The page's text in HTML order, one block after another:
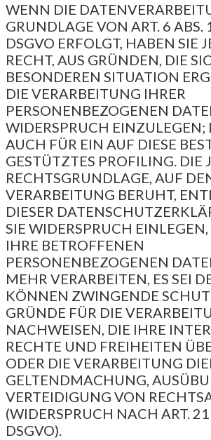
WENN DIE
GRUNDLAGE VON ART. 6 ABS.
DSGVO ERFOLGT, HABEN SIE
RECHT, AUS GRÜNDEN, DIE
BESONDEREN SITUATION
DIE VERARBEITUNG IHRER
PERSONENBEZOGENEN
WIDERSPRUCH EINZULEGEN;
AUCH FÜR EIN AUF DIESE
GESTÜTZTES PROFILING. DIE
RECHTSGRUNDLAGE, AUF
VERARBEITUNG BERUHT,
DIESER
SIE WIDERSPRUCH
IHRE BETROFFENEN
PERSONENBEZOGENEN
MEHR VERARBEITEN, ES SEI
KÖNNEN ZWINGENDE
GRÜNDE FÜR DIE
NACHWEISEN, DIE IHRE
RECHTE UND FREIHEITEN
ODER DIE VERARBEITUNG
GELTENDMACHUNG,
VERTEIDIGUNG VON
(WIDERSPRUCH NACH ART. 21
DSGVO).